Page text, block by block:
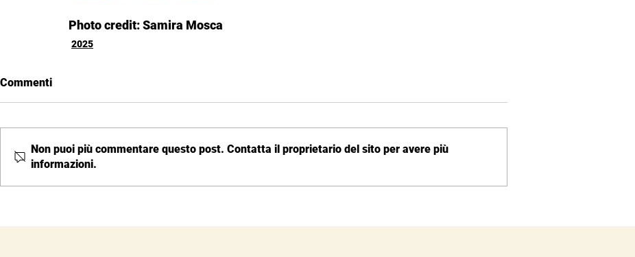
Photo credit: Samira Mosca
2025
Commenti
Non puoi più commentare questo post. Contatta il proprietario del sito per avere più
informazioni.